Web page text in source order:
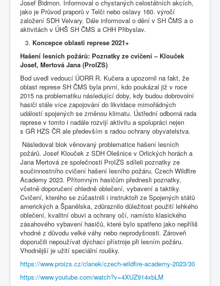
Josef Bidmon. Informoval o chystaných celostátních akcích,
jako je Průvod praporů v Telči nebo oslavy 160. výročí
založení SDH Velvary. Dále informoval o dění v SH ČMS a o
aktivitách v ÚHŠ SH ČMS a CHH Přibyslav.
Koncepce oblasti represe 2021+
Hašení lesních požárů: Poznatky ze cvičení – Klouček
Josef, Mertová Jana (ProIZS)
Bod uvedl vedoucí ÚORR R. Kučera a upozornil na fakt, že
oblast represe SH ČMS byla první, kdo poukázal již v roce
2015 na problematiku následující doby, kdy budou dobrovolní
hasiči stále více zapojování do likvidace mimořádných
událostí spojených se změnou klimatu. Ústřední odborná rada
represe v tomto i nadále rozvijí aktivitu a spolupráci nejen
s GŘ HZS ČR ale především s radou ochrany obyvatelstva.
Následoval blok věnovaný problematice hašení lesních
požárů. Josef Klouček z SDH Olešnice v Orlických horách a
Jana Mertová ze společnosti ProIZS sdíleli poznatky ze
součinnostního cvičení hašení lesního požáru, Czech Wildfire
Academy 2023. Přítomným hasičům přednesli poznatky,
včetně doporučení ohledně oblečení, vybavení a taktiky.
Cvičení, kterého se zúčastnili i instruktoři ze Spojených států
amerických a Španělska, zdůraznilo důležitost použití lehkého
oblečení, kvalitní obuvi a ochrany očí, namísto klasického
zásahového vybavení hasičů, které bylo spatřeno jako nepříliš
vhodné z důvodu velké váhy nebo neprodyšnosti. Zároveň
doporučili nepoužívat dýchací přístroje při lesním požáru.
Vhodnější je užití speciální roušky.
https://www.proizs.cz/clanek/czech-wildfire-academy-2023/30
https://www.youtube.com/watch?v=4XUZ914xbLM